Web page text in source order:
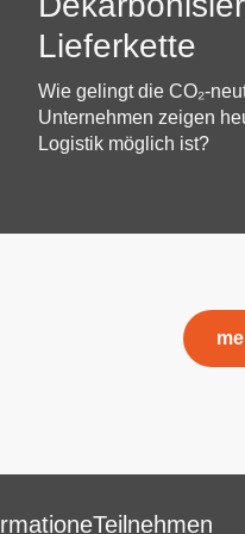
Lieferkette
Wie gelingt die CO₂-
Unternehmen zeigen
Logistik möglich ist?
Teilnehmen